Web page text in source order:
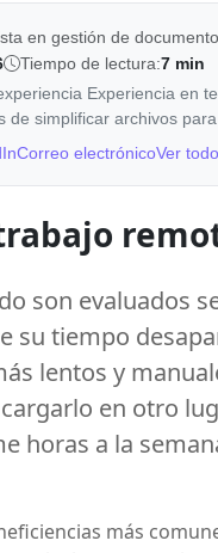
en gestión de
Tiempo de lectura:7 min
Experiencia en
de simplificar archivos para
Correo electrónicoVer
son evaluados
su tiempo
lentos y
en otro
horas a la
más